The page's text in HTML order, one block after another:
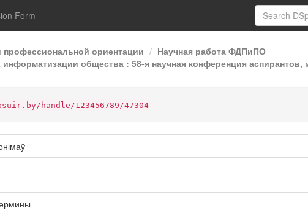
Form
профессиональной ориентации
Научная работа ФДПиПО
общества : 58-я научная конференция аспирантов,
handle/123456789/47304